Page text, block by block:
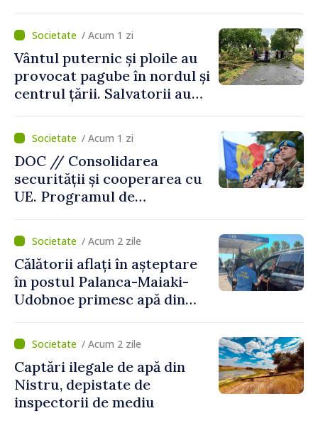
mecanisme care să-i
protejeze”/ Acum 1 zi
Vântul puternic și ploile au
provocat pagube în nordul și
centrul țării. Salvatorii au
/ Acum 1 zi
DOC // Consolidarea
securității și cooperarea cu
UE. Programul de
Naționale de Apărare pentru
perioada 2024–2034,
publicat în Monitorul Oficial
/ Acum 2 zile
Călătorii aflați în așteptare
în postul Palanca-Maiaki-
Udobnoe primesc apă din
și a polițiștilor de frontieră
/ Acum 2 zile
Captări ilegale de apă din
Nistru, depistate de
inspectorii de mediu